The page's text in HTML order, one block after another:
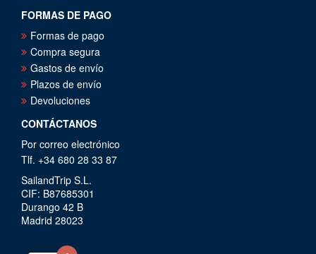
FORMAS DE PAGO
Formas de pago
Compra segura
Gastos de envío
Plazos de envío
Devoluciones
CONTÁCTANOS
Por correo electrónico
Tlf. +34 680 28 33 87
SailandTrip S.L.
CIF: B87685301
Durango 42 B
Madrid 28023